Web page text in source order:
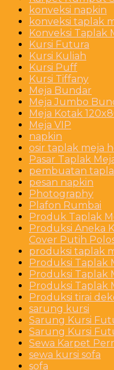
konveksi napkin
konveksi taplak
Konveksi Taplak
Kursi Futura
Kursi Kuliah
Kursi Puff
Kursi Tiffany
Meja Bundar
Meja Jumbo
Meja Kotak
Meja VIP
napkin
osir taplak meja
Pasar Taplak
pembuatan
pesan napkin
Photography
Plafon Rumbai
Produk Taplak
Produksi Aneka
Cover Putih
produksi taplak
Produksi Taplak
Produksi Taplak
Produksi Taplak
Produksi tirai
sarung kursi
Sarung Kursi
Sarung Kursi
Sewa Karpet
sewa kursi sofa
sofa